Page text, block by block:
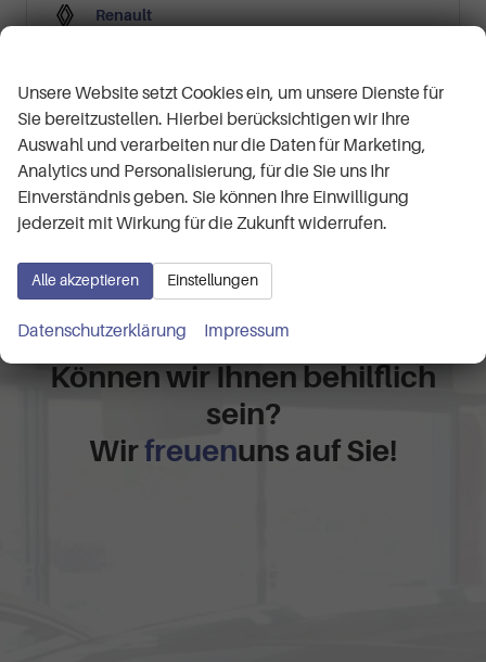
Renault
Volkswagen
Anmelden
Kontaktaufnahme
Können wir Ihnen behilflich
sein?
Wirfreuenuns auf Sie!
Unsere Website setzt Cookies ein, um unsere Dienste für
Sie bereitzustellen. Hierbei berücksichtigen wir Ihre
Auswahl und verarbeiten nur die Daten für Marketing,
Analytics und Personalisierung, für die Sie uns Ihr
Einverständnis geben. Sie können Ihre Einwilligung
jederzeit mit Wirkung für die Zukunft widerrufen.
Alle akzeptieren Einstellungen
Datenschutzerklärung Impressum